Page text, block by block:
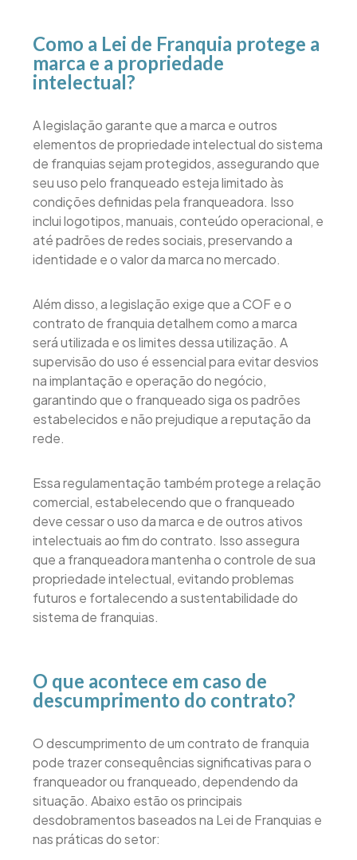
Como a Lei de Franquia protege a
marca e a propriedade
intelectual?
A legislação garante que a marca e outros
elementos de propriedade intelectual do sistema
de franquias sejam protegidos, assegurando que
seu uso pelo franqueado esteja limitado às
condições definidas pela franqueadora. Isso
inclui logotipos, manuais, conteúdo operacional, e
até padrões de redes sociais, preservando a
identidade e o valor da marca no mercado.
Além disso, a legislação exige que a COF e o
contrato de franquia detalhem como a marca
será utilizada e os limites dessa utilização. A
supervisão do uso é essencial para evitar desvios
na implantação e operação do negócio,
garantindo que o franqueado siga os padrões
estabelecidos e não prejudique a reputação da
rede.
Essa regulamentação também protege a relação
comercial, estabelecendo que o franqueado
deve cessar o uso da marca e de outros ativos
intelectuais ao fim do contrato. Isso assegura
que a franqueadora mantenha o controle de sua
propriedade intelectual, evitando problemas
futuros e fortalecendo a sustentabilidade do
sistema de franquias.
O que acontece em caso de
descumprimento do contrato?
O descumprimento de um contrato de franquia
pode trazer consequências significativas para o
franqueador ou franqueado, dependendo da
situação. Abaixo estão os principais
desdobramentos baseados na Lei de Franquias e
nas práticas do setor: